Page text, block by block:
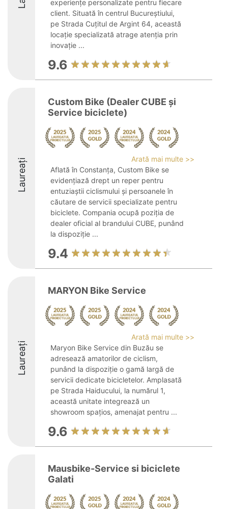
experiențe personalizate pentru fiecare
client. Situată în centrul Bucureștiului,
pe Strada Cuțitul de Argint 64, această
locație specializată atrage atenția prin
inovație ...
9.6
Laureați
Custom Bike (Dealer CUBE și
Service biciclete)
Arată mai multe >>
Aflată în Constanța, Custom Bike se
evidențiază drept un reper pentru
entuziaștii ciclismului și persoanele în
căutare de servicii specializate pentru
biciclete. Compania ocupă poziția de
dealer oficial al brandului CUBE, punând
la dispoziție ...
9.4
Laureați
MARYON Bike Service
Arată mai multe >>
Maryon Bike Service din Buzău se
adresează amatorilor de ciclism,
punând la dispoziție o gamă largă de
servicii dedicate bicicletelor. Amplasată
pe Strada Haiducului, la numărul 1,
această unitate integrează un
showroom spațios, amenajat pentru ...
9.6
Mausbike-Service si biciclete
Galati